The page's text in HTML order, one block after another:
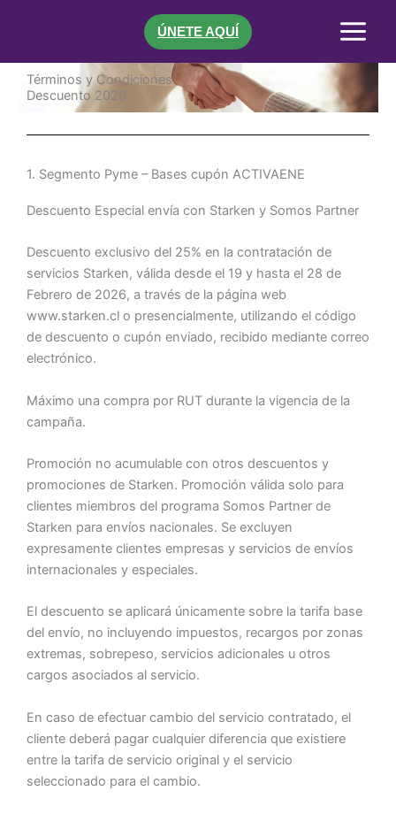
ÚNETE AQUÍ
Términos y Condiciones
Descuento 2026
1. Segmento Pyme – Bases cupón ACTIVAENE​
Descuento Especial envía con Starken y Somos Partner
Descuento exclusivo del 25% en la contratación de
servicios Starken, válida desde el 19 y hasta el 28 de
Febrero de 2026, a través de la página web
www.starken.cl o presencialmente, utilizando el código
de descuento o cupón enviado, recibido mediante correo
electrónico.
Máximo una compra por RUT durante la vigencia de la
campaña.
Promoción no acumulable con otros descuentos y
promociones de Starken. Promoción válida solo para
clientes miembros del programa Somos Partner de
Starken para envíos nacionales. Se excluyen
expresamente clientes empresas y servicios de envíos
internacionales y especiales.
El descuento se aplicará únicamente sobre la tarifa base
del envío, no incluyendo impuestos, recargos por zonas
extremas, sobrepeso, servicios adicionales u otros
cargos asociados al servicio.
En caso de efectuar cambio del servicio contratado, el
cliente deberá pagar cualquier diferencia que existiere
entre la tarifa de servicio original y el servicio
seleccionado para el cambio.